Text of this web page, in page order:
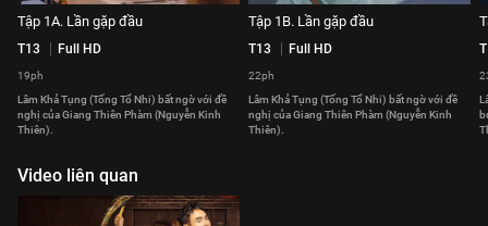
Tập 1A. Lần gặp đầu
T13 Full HD
19ph
Lâm Khả Tụng (Tống Tổ Nhi) bất ngờ với đề
nghị của Giang Thiên Phàm (Nguyễn Kinh
Thiên).
Tập 1B. Lần gặp đầu
T13 Full HD
22ph
Lâm Khả Tụng (Tống Tổ Nhi) bất ngờ với đề
nghị của Giang Thiên Phàm (Nguyễn Kinh
Thiên).
Video liên quan